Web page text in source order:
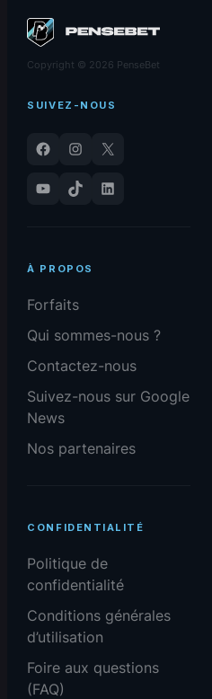
Copyright © 2026 PenseBet
SUIVEZ-NOUS
Facebook Instagram
X
YouTube
TikTok LinkedIn
À PROPOS
Forfaits
Qui sommes-nous ?
Contactez-nous
Suivez-nous sur Google
News
Nos partenaires
CONFIDENTIALITÉ
Politique de
confidentialité
Conditions générales
d’utilisation
Foire aux questions
(FAQ)